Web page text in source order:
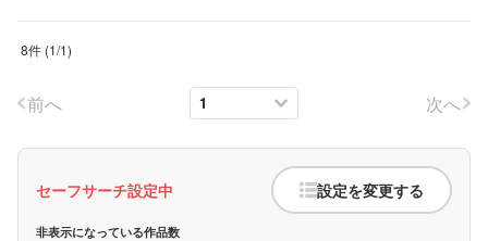
8件 (1/1)
前へ 次へ
セーフサーチ設定中 設定を変更する
非表示になっている作品数